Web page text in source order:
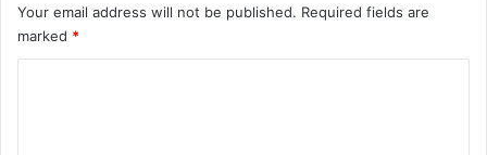
Your email address will not be published. Required fields are
marked *